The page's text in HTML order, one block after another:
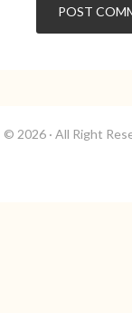
© 2026 · All Right